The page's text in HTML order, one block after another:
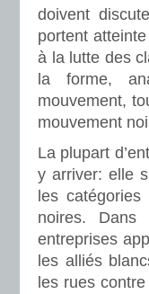
doivent
portent
à la lutte des
la forme,
mouvement,
mouvement
La plupart
y arriver: elle
les
noires. Dans
entreprises
les alliés
les rues